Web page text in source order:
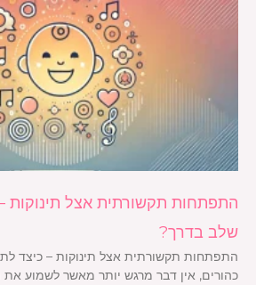
התפתחות תקשורתית אצל תינוקות
שלב בדרך?
התפתחות תקשורתית אצל תינוקות – כיצד
כהורים, אין דבר מרגש יותר מאשר לשמוע